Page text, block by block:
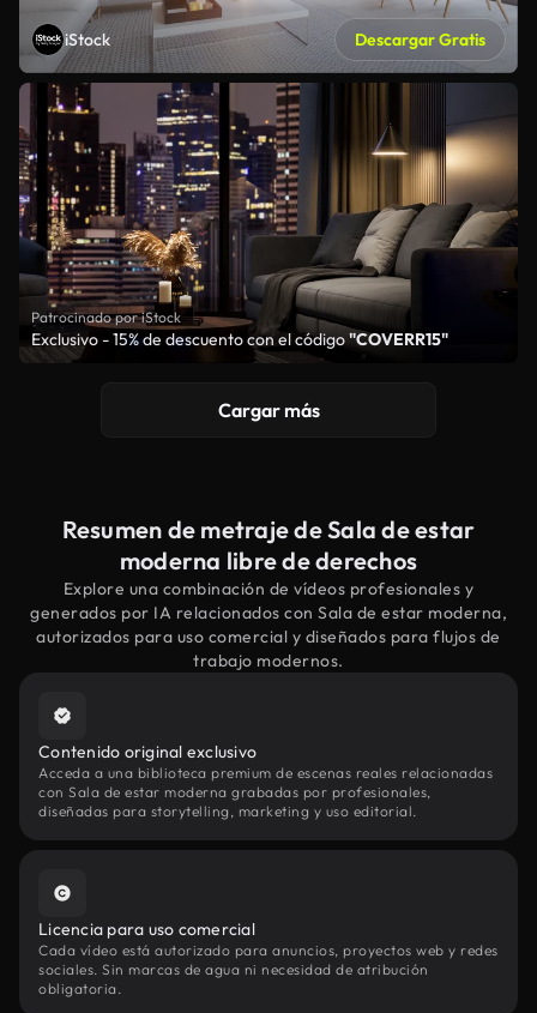
iStock Descargar Gratis
Patrocinado por iStock
Exclusivo - 15% de descuento con el código"COVERR15"
Cargar más
Resumen de metraje de Sala de estar
moderna libre de derechos
Explore una combinación de vídeos profesionales y
generados por IA relacionados con Sala de estar moderna,
autorizados para uso comercial y diseñados para flujos de
trabajo modernos.
Contenido original exclusivo
Acceda a una biblioteca premium de escenas reales relacionadas
con Sala de estar moderna grabadas por profesionales,
diseñadas para storytelling, marketing y uso editorial.
Licencia para uso comercial
Cada vídeo está autorizado para anuncios, proyectos web y redes
sociales. Sin marcas de agua ni necesidad de atribución
obligatoria.